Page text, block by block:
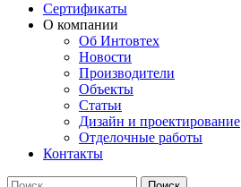
Сертификаты
О компании
Об Интовтех
Новости
Производители
Объекты
Статьи
Дизайн и проектирование
Отделочные работы
Контакты